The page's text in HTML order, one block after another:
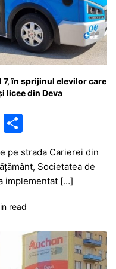
în sprijinul elevilor care
licee din Deva
M
ta
je
a
ă
pe strada Carierei din
Societatea de
implementat […]
read